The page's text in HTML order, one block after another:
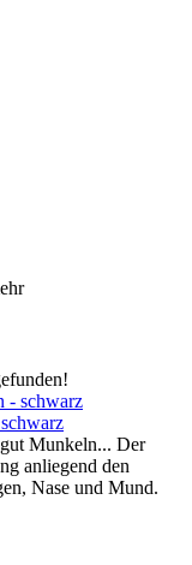
Munkeln... Der
anliegend den
Nase und Mund.